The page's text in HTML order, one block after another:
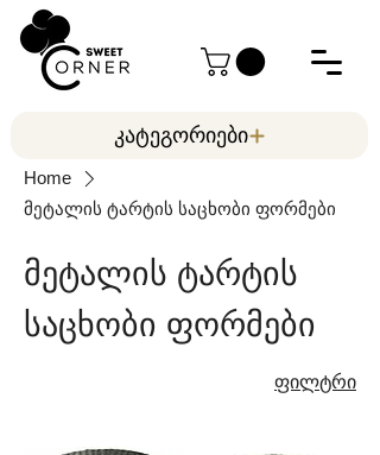
კატეგორიები
Home
მეტალის ტარტის საცხობი ფორმები
მეტალის ტარტის
საცხობი ფორმები
ფილტრი